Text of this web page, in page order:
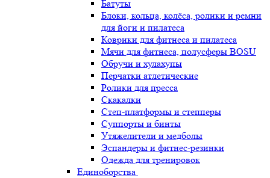
Батуты
Блоки, кольца, колёса, ролики и ремни
для йоги и пилатеса
Коврики для фитнеса и пилатеса
Мячи для фитнеса, полусферы BOSU
Обручи и хулахупы
Перчатки атлетические
Ролики для пресса
Скакалки
Степ-платформы и степперы
Суппорты и бинты
Утяжелители и медболы
Эспандеры и фитнес-резинки
Одежда для тренировок
Единоборства